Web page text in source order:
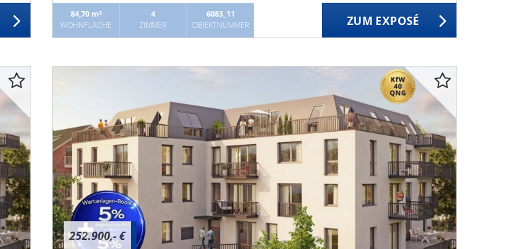
84,70 m²
WOHNFLÄCHE
4
ZIMMER
6083_11
OBJEKTNUMMER
ZUM EXPOSÉ
252.900,- €